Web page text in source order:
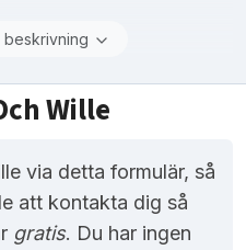
beskrivning
Wille
via detta formulär, så
att kontakta dig så
gratis. Du har ingen